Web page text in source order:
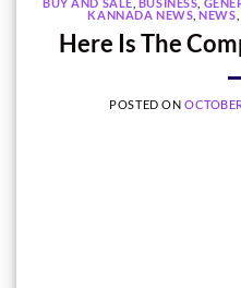
KANNADA NEWS ,NEWS
Here Is The
POSTED ON